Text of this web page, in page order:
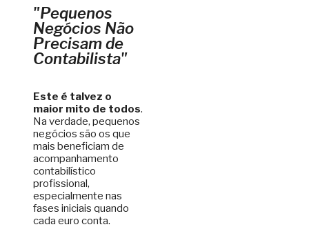
"Pequenos
Negócios Não
Precisam de
Contabilista"
Este é talvez o
maior mito de todos.
Na verdade, pequenos
negócios são os que
mais beneficiam de
acompanhamento
contabilístico
profissional,
especialmente nas
fases iniciais quando
cada euro conta.